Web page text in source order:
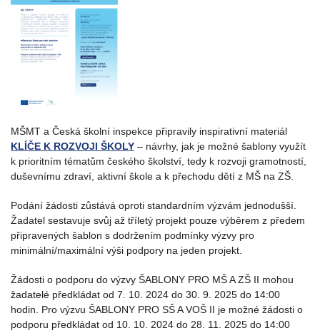
MŠMT a Česká školní inspekce připravily inspirativní materiál
KLÍČE K ROZVOJI ŠKOLY – návrhy, jak je možné šablony využít
k prioritním tématům českého školství, tedy k rozvoji gramotností,
duševnímu zdraví, aktivní škole a k přechodu dětí z MŠ na ZŠ.
Podání žádosti zůstává oproti standardním výzvám jednodušší.
Žadatel sestavuje svůj až tříletý projekt pouze výběrem z předem
připravených šablon s dodržením podmínky výzvy pro
minimální/maximální výši podpory na jeden projekt.
Žádosti o podporu do výzvy ŠABLONY PRO MŠ A ZŠ II mohou
žadatelé předkládat od 7. 10. 2024 do 30. 9. 2025 do 14:00
hodin. Pro výzvu ŠABLONY PRO SŠ A VOŠ II je možné žádosti o
podporu předkládat od 10. 10. 2024 do 28. 11. 2025 do 14:00